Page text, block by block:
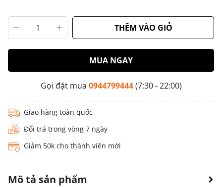
THÊM VÀO GIỎ
MUA NGAY
Gọi đặt mua 0944799444(7:30 - 22:00)
Giao hàng toàn quốc
Đổi trả trong vòng 7 ngày
Giảm 50k cho thành viên mới
Mô tả sản phẩm